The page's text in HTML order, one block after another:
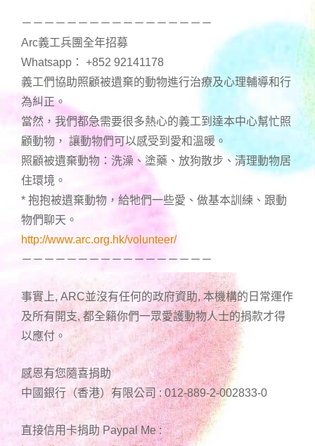
－－－－－－－－－－－－－－－－－
Arc義工兵團全年招募
Whatsapp： +852 92141178
義工們協助照顧被遺棄的動物進行治療及心理輔導和行
為糾正。
當然，我們都急需要很多熱心的義工到達本中心幫忙照
顧動物， 讓動物們可以感受到愛和溫暖。
照顧被遺棄動物：洗澡、塗藥、放狗散步、清理動物居
住環境。
* 抱抱被遺棄動物，給牠們一些愛、做基本訓練、跟動
物們聊天。
http://www.arc.org.hk/volunteer/
－－－－－－－－－－－－－－－－－
事實上, ARC並沒有任何的政府資助, 本機構的日常運作
及所有開支, 都全籟你們一眾愛護動物人士的捐款才得
以應付。
感恩有您隨喜捐助
中國銀行（香港）有限公司 : 012-889-2-002833-0
直接信用卡捐助 Paypal Me :